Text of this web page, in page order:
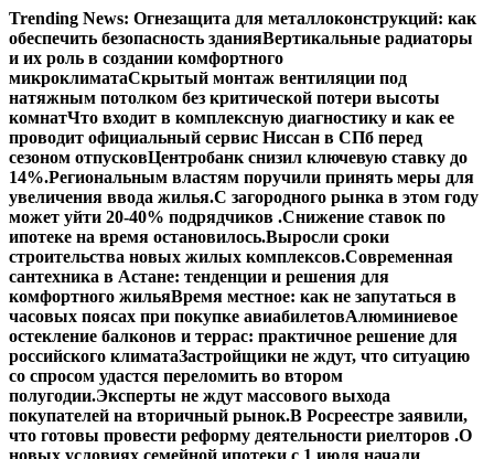
Перейти
к
содержимому
Trending News: Огнезащита для металлоконструкций: как
обеспечить безопасность зданияВертикальные радиаторы
и их роль в создании комфортного
микроклиматаСкрытый монтаж вентиляции под
натяжным потолком без критической потери высоты
комнатЧто входит в комплексную диагностику и как ее
проводит официальный сервис Ниссан в СПб перед
сезоном отпусковЦентробанк снизил ключевую ставку до
14%.Региональным властям поручили принять меры для
увеличения ввода жилья.С загородного рынка в этом году
может уйти 20-40% подрядчиков .Снижение ставок по
ипотеке на время остановилось.Выросли сроки
строительства новых жилых комплексов.Современная
сантехника в Астане: тенденции и решения для
комфортного жильяВремя местное: как не запутаться в
часовых поясах при покупке авиабилетовАлюминиевое
остекление балконов и террас: практичное решение для
российского климатаЗастройщики не ждут, что ситуацию
со спросом удастся переломить во втором
полугодии.Эксперты не ждут массового выхода
покупателей на вторичный рынок.В Росреестре заявили,
что готовы провести реформу деятельности риелторов .О
новых условиях семейной ипотеки с 1 июля начали